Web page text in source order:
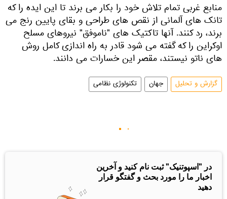
منابع غربی تمام تلاش خود را بکار می برند تا این ایده را که
تانک های آلمانی از نقص های طراحی و بقای پایین رنج می
برند، رد کنند. آنها تاکتیک های "ناموفق" نیروهای مسلح
اوکراین را که گفته می شود قادر به راه اندازی کامل روش
های ناتو نیستند، مقصر این خسارات می دانند.
گزارش و تحلیل جهان تکنولوژی نظامی
در "اسپوتنیک" ثبت نام کنید و آخرین
اخبار ما را مورد بحث و گفتگو قرار
دهید